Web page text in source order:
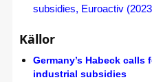
subsidies, Euroactiv
Källor
Germany’s Habeck calls
industrial subsidies